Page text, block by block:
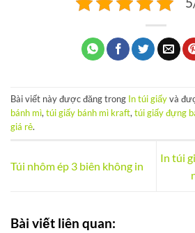
Bài viết này được đăng trong In túi giấyvà
bánh mì, túi giấy bánh mì kraft, túi giấy đựng
giá rẻ.
Túi nhôm ép 3 biên không in
In túi
Bài viết liên quan: